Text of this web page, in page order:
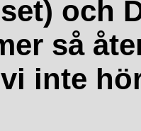
och
så
inte